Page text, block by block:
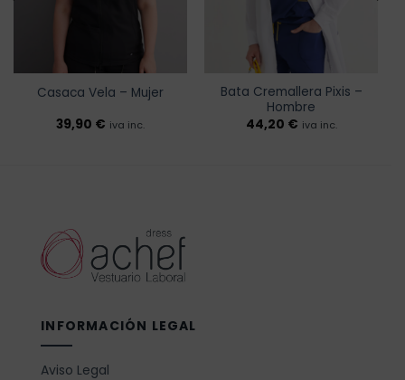
Casaca Vela – Mujer
39,90 € iva inc.
Bata Cremallera Pixis –
Hombre
44,20 € iva inc.
INFORMACIÓN LEGAL
Aviso Legal